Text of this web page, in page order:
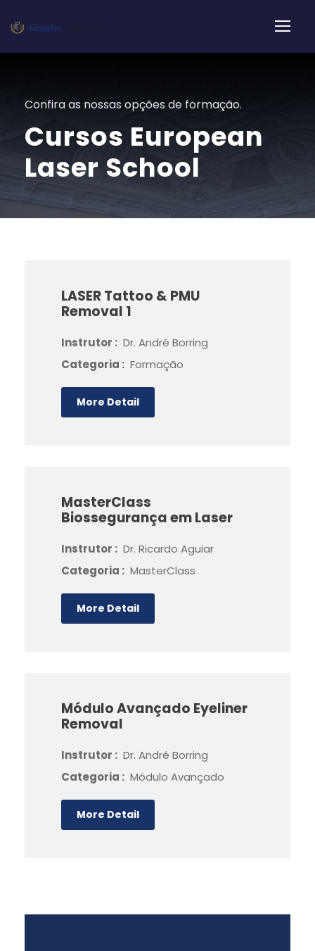
Confira as nossas opções de formação.
Cursos European
Laser School
LASER Tattoo & PMU
Removal 1
Instrutor : Dr. André Borring
Categoria : Formação
More Detail
MasterClass
Biossegurança em Laser
Instrutor : Dr. Ricardo Aguiar
Categoria : MasterClass
More Detail
Módulo Avançado Eyeliner
Removal
Instrutor : Dr. André Borring
Categoria : Módulo Avançado
More Detail